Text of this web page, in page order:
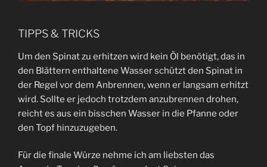
TIPPS & TRICKS
Um den Spinat zu erhitzen wird kein Öl benötigt, das in
den Blättern enthaltene Wasser schützt den Spinat in
der Regel vor dem Anbrennen, wenn er langsam erhitzt
wird. Sollte er jedoch trotzdem anzubrennen drohen,
reicht es aus ein bisschen Wasser in die Pfanne oder
den Topf hinzuzugeben.
Für die finale Würze nehme ich am liebsten das